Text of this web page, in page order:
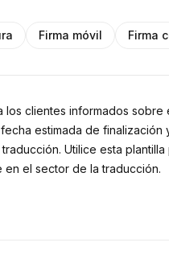
Firma móvil Firma
clientes informados
estimada de finalización
Utilice esta
el sector de la traducción.